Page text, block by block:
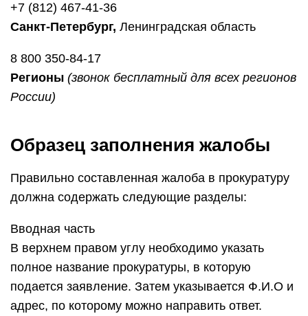
+7 (812) 467-41-36
Санкт-Петербург, Ленинградская область
8 800 350-84-17
Регионы (звонок бесплатный для всех регионов
России)
Образец заполнения жалобы
Правильно составленная жалоба в прокуратуру
должна содержать следующие разделы:
Вводная часть
В верхнем правом углу необходимо указать
полное название прокуратуры, в которую
подается заявление. Затем указывается Ф.И.О и
адрес, по которому можно направить ответ.